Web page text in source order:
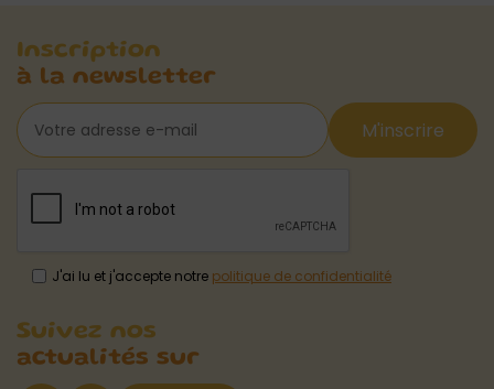
Inscription
à la newsletter
M'inscrire
J'ai lu et j'accepte notre politique de confidentialité
Suivez nos
actualités sur